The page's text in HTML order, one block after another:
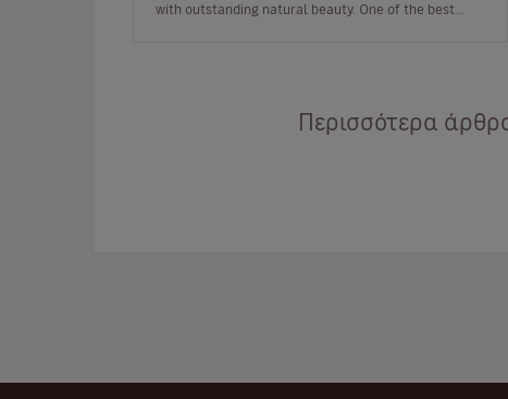
with outstanding natural beauty. One of the best
Περισσότερα